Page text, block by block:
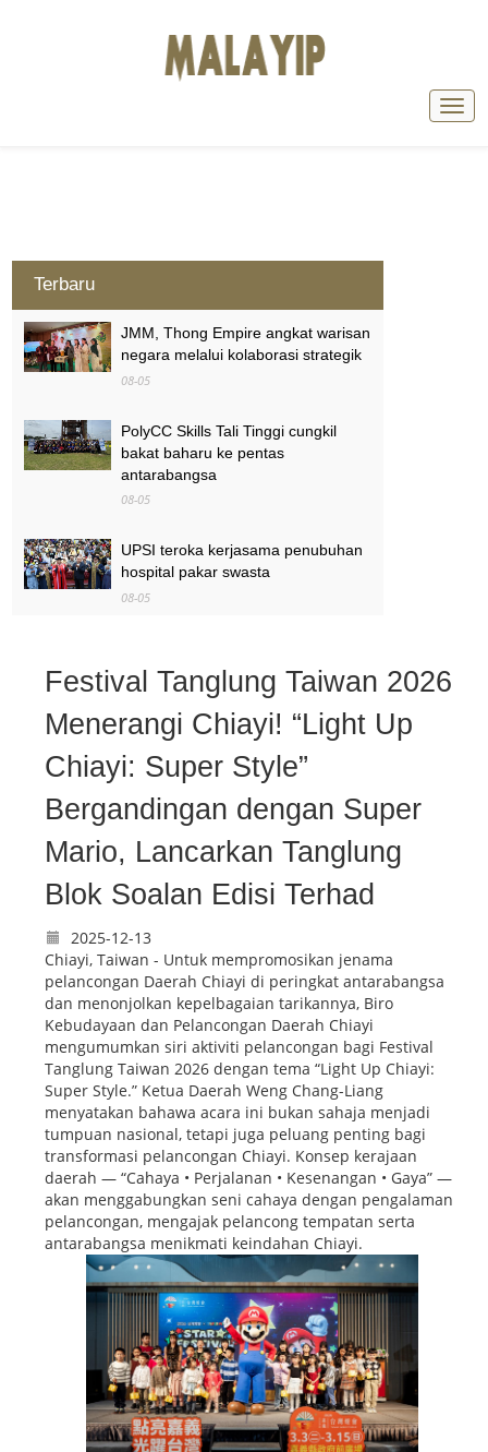
Terbaru
JMM, Thong Empire angkat warisan
negara melalui kolaborasi strategik
08-05
PolyCC Skills Tali Tinggi cungkil
bakat baharu ke pentas
antarabangsa
08-05
UPSI teroka kerjasama penubuhan
hospital pakar swasta
08-05
berkesan, hadapi cabaran
perubahan iklim.
08-05
Festival Tanglung Taiwan 2026
Menerangi Chiayi! “Light Up
Chiayi: Super Style”
Bergandingan dengan Super
Mario, Lancarkan Tanglung
Blok Soalan Edisi Terhad
2025-12-13
Chiayi, Taiwan - Untuk mempromosikan jenama
pelancongan Daerah Chiayi di peringkat antarabangsa
dan menonjolkan kepelbagaian tarikannya, Biro
Kebudayaan dan Pelancongan Daerah Chiayi
mengumumkan siri aktiviti pelancongan bagi Festival
Tanglung Taiwan 2026 dengan tema “Light Up Chiayi:
Super Style.” Ketua Daerah Weng Chang-Liang
menyatakan bahawa acara ini bukan sahaja menjadi
tumpuan nasional, tetapi juga peluang penting bagi
transformasi pelancongan Chiayi. Konsep kerajaan
daerah — “Cahaya • Perjalanan • Kesenangan • Gaya” —
akan menggabungkan seni cahaya dengan pengalaman
pelancongan, mengajak pelancong tempatan serta
antarabangsa menikmati keindahan Chiayi.